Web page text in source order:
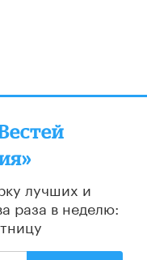
лучших и
раза в неделю: